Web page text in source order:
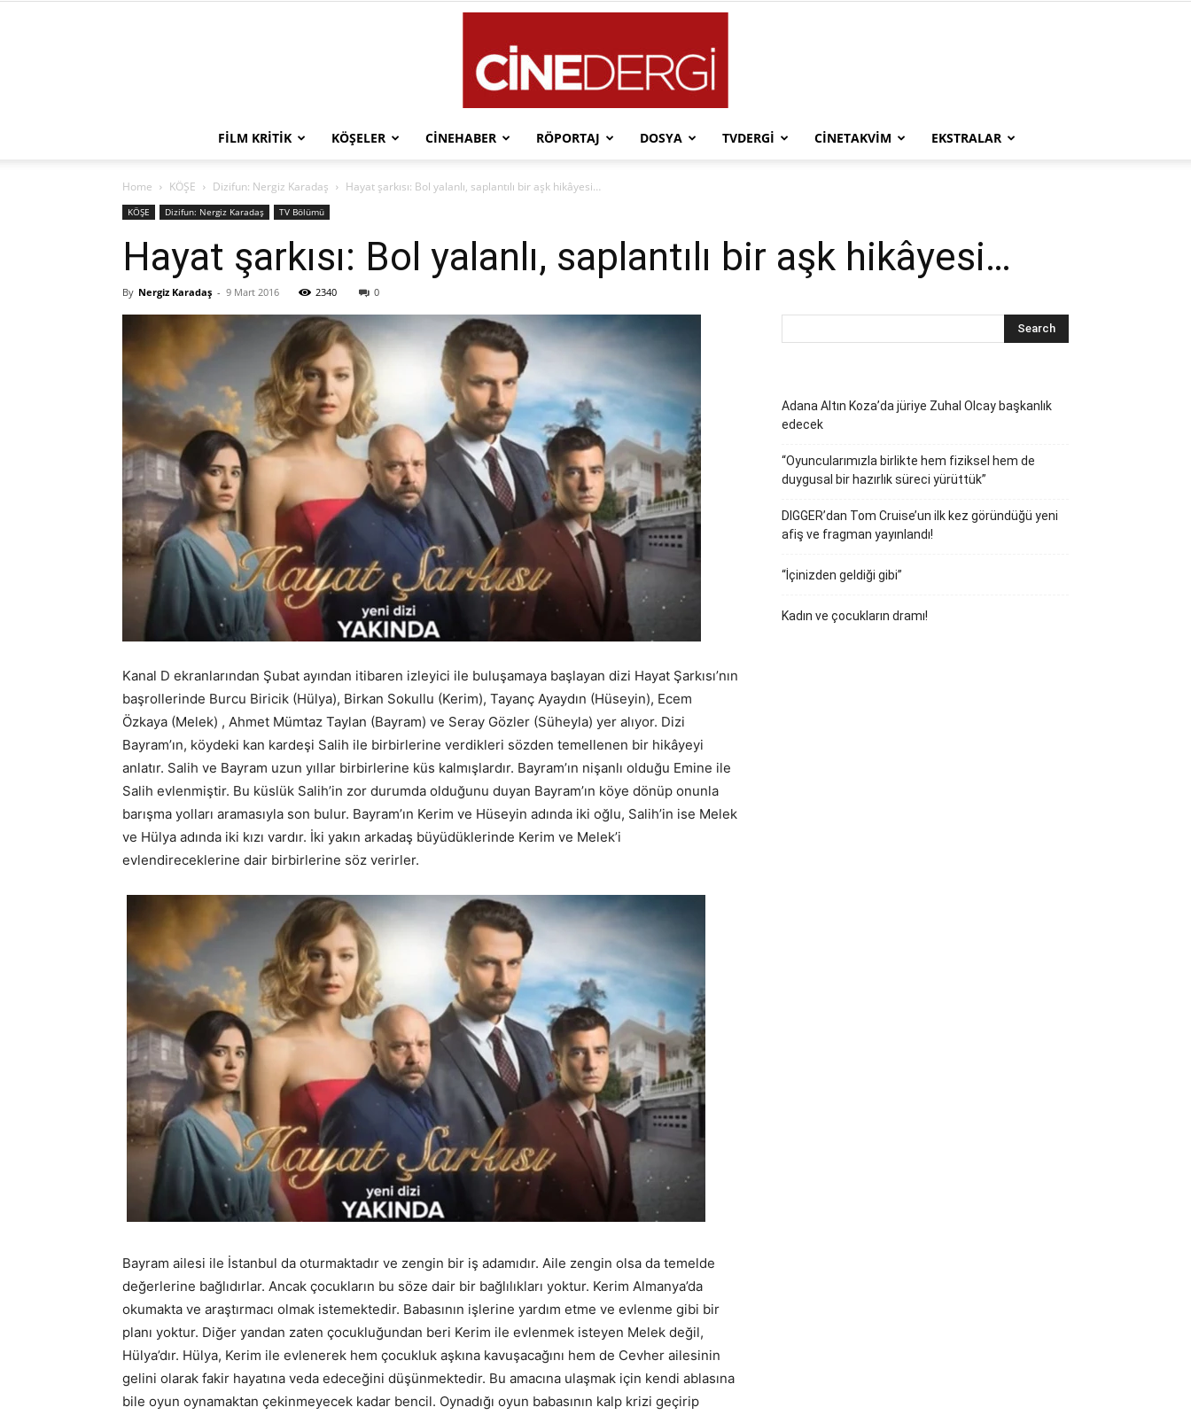
FILM KRITIK KÖŞELER CINEHABER RÖPORTAJ DOSYA TVDERGI CINETAKVIM EKSTRALAR
Home KÖŞE Dizifun: Nergiz Karadaş Hayat şarkısı: Bol yalanlı, saplantılı bir aşk hikâyesi…
KÖŞE Dizifun: Nergiz Karadaş TV Bölümü
Hayat şarkısı: Bol yalanlı, saplantılı bir aşk hikâyesi…
By Nergiz Karadaş - 9 Mart 2016 2340 0
Kanal D ekranlarından Şubat ayından itibaren izleyici ile buluşamaya başlayan dizi Hayat Şarkısı’nın
başrollerinde Burcu Biricik (Hülya), Birkan Sokullu (Kerim), Tayanç Ayaydın (Hüseyin), Ecem
Özkaya (Melek) , Ahmet Mümtaz Taylan (Bayram) ve Seray Gözler (Süheyla) yer alıyor. Dizi
Bayram’ın, köydeki kan kardeşi Salih ile birbirlerine verdikleri sözden temellenen bir hikâyeyi
anlatır. Salih ve Bayram uzun yıllar birbirlerine küs kalmışlardır. Bayram’ın nişanlı olduğu Emine ile
Salih evlenmiştir. Bu küslük Salih’in zor durumda olduğunu duyan Bayram’ın köye dönüp onunla
barışma yolları aramasıyla son bulur. Bayram’ın Kerim ve Hüseyin adında iki oğlu, Salih’in ise Melek
ve Hülya adında iki kızı vardır. İki yakın arkadaş büyüdüklerinde Kerim ve Melek’i
evlendireceklerine dair birbirlerine söz verirler.
Bayram ailesi ile İstanbul da oturmaktadır ve zengin bir iş adamıdır. Aile zengin olsa da temelde
değerlerine bağlıdırlar. Ancak çocukların bu söze dair bir bağlılıkları yoktur. Kerim Almanya’da
okumakta ve araştırmacı olmak istemektedir. Babasının işlerine yardım etme ve evlenme gibi bir
planı yoktur. Diğer yandan zaten çocukluğundan beri Kerim ile evlenmek isteyen Melek değil,
Hülya’dır. Hülya, Kerim ile evlenerek hem çocukluk aşkına kavuşacağını hem de Cevher ailesinin
gelini olarak fakir hayatına veda edeceğini düşünmektedir. Bu amacına ulaşmak için kendi ablasına
bile oyun oynamaktan çekinmeyecek kadar bencil. Oynadığı oyun babasının kalp krizi geçirip
Adana Altın Koza’da jüriye Zuhal Olcay başkanlık
edecek
“Oyuncularımızla birlikte hem fiziksel hem de
duygusal bir hazırlık süreci yürüttük”
DIGGER’dan Tom Cruise’un ilk kez göründüğü yeni
afiş ve fragman yayınlandı!
“İçinizden geldiği gibi”
Kadın ve çocukların dramı!